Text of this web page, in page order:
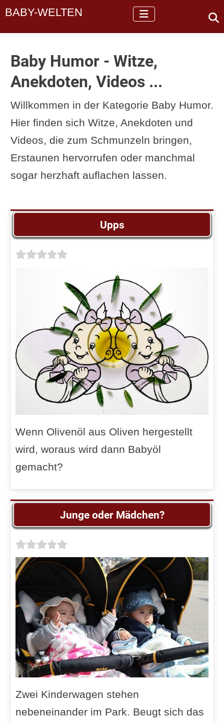
BABY-WELTEN
Baby Humor - Witze,
Anekdoten, Videos ...
Willkommen in der Kategorie Baby Humor.
Hier finden sich Witze, Anekdoten und
Videos, die zum Schmunzeln bringen,
Erstaunen hervorrufen oder manchmal
sogar herzhaft auflachen lassen.
Upps
Wenn Olivenöl aus Oliven hergestellt
wird, woraus wird dann Babyöl
gemacht?
Junge oder Mädchen?
Zwei Kinderwagen stehen
nebeneinander im Park. Beugt sich das